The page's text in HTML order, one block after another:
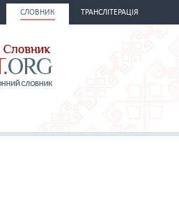
СЛОВНИК ТРАНСЛІТЕРАЦІЯ